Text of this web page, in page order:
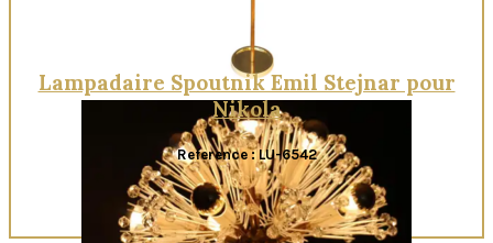
Lampadaire Spoutnik Emil Stejnar pour
Nikola
Reference : LU-6542